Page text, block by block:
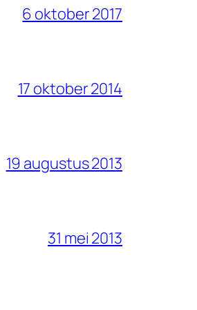
6 oktober 2017
17 oktober 2014
19 augustus 2013
31 mei 2013